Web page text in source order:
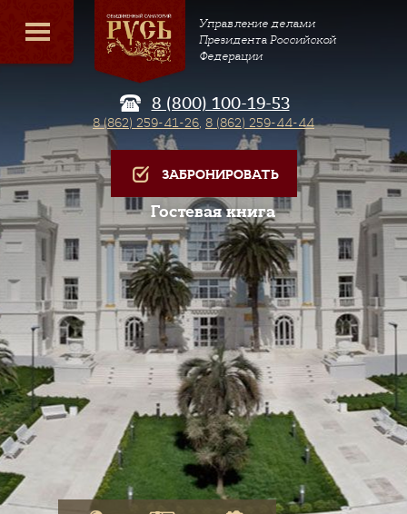
Управление делами
Президента Российской
Федерации
8 (800) 100-19-53
8 (862) 259-41-26, 8 (862) 259-44-44
ЗАБРОНИРОВАТЬ
Гостевая книга